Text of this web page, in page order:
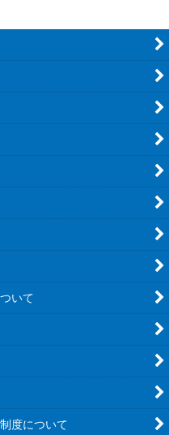
いて
度について